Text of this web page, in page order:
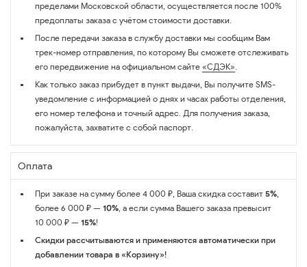
пределами Московской области, осуществляется после 100%
предоплаты заказа с учётом стоимости доставки.
После передачи заказа в службу доставки мы сообщим Вам
трек-номер отправления, по которому Вы сможете отслеживать
его передвижение на официальном сайте «СДЭК».
Как только заказ прибудет в пункт выдачи, Вы получите SMS-
уведомление с информацией о днях и часах работы отделения,
его номер телефона и точный адрес. Для получения заказа,
пожалуйста, захватите с собой паспорт.
Оплата
При заказе на сумму более 4 000 ₽, Ваша скидка составит 5%,
более 6 000 ₽ — 10%, а если сумма Вашего заказа превысит
10 000 ₽ — 15%!
Скидки рассчитываются и применяются автоматически при
добавлении товара в «Корзину»!